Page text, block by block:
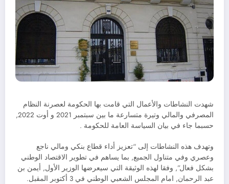
شهدت النشاطات والأعمال التي قامت بها الحكومة لعصرنة النظام
المصرفي والمالي وتيرة متسارعة ما بين سبتمبر 2021 و أوت 2022,
حسبما جاء في بيان السياسة العامة للحكومة .
وتهدف هذه النشاطات إلى “تعزيز أداء قطاع بنكي ومالي ناجع
وعصري وفي متناول الجميع, بما يساهم في تطوير الاقتصاد الوطني
بشكل فعال”, وفقا لهذه الوثيقة التي سيعرضها الوزير الأول, أيمن بن
عبد الرحمان, امام المجلس الشعبي الوطني في 3 أكتوبر المقبل.